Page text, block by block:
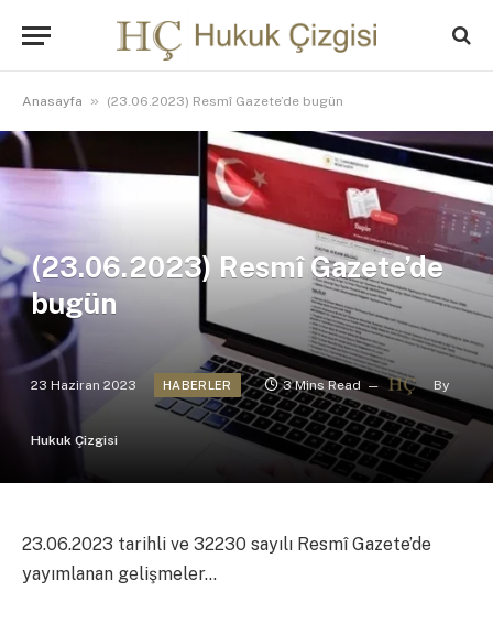
Anasayfa » (23.06.2023) Resmî Gazete’de bugün
(23.06.2023) Resmî Gazete’de
bugün
23 Haziran 2023 HABERLER 3 Mins Read By
Hukuk Çizgisi
23.06.2023 tarihli ve 32230 sayılı Resmî Gazete’de
yayımlanan gelişmeler…